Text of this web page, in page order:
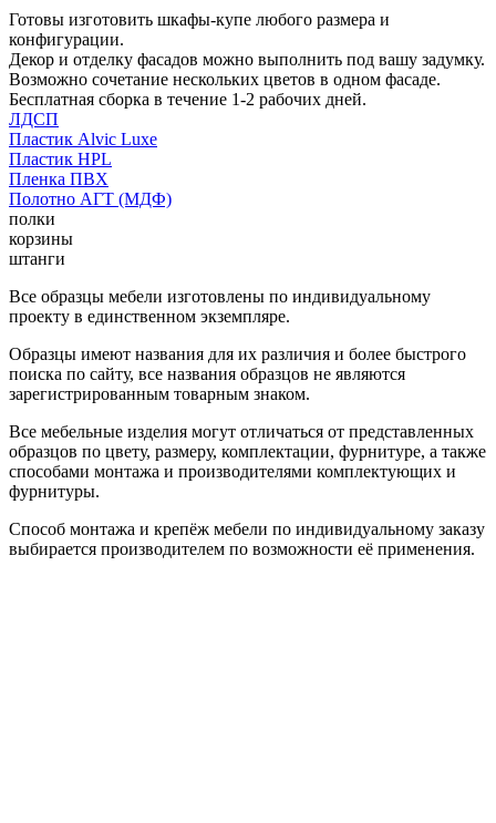
Готовы изготовить шкафы-купе любого размера и
конфигурации.
Декор и отделку фасадов можно выполнить под вашу задумку.
Возможно сочетание нескольких цветов в одном фасаде.
Бесплатная сборка в течение 1-2 рабочих дней.
ЛДСП
Пластик Alvic Luxe
Пластик HPL
Пленка ПВХ
Полотно АГТ (МДФ)
полки
корзины
штанги
Все образцы мебели изготовлены по индивидуальному
проекту в единственном экземпляре.
Образцы имеют названия для их различия и более быстрого
поиска по сайту, все названия образцов не являются
зарегистрированным товарным знаком.
Все мебельные изделия могут отличаться от представленных
образцов по цвету, размеру, комплектации, фурнитуре, а также
способами монтажа и производителями комплектующих и
фурнитуры.
Способ монтажа и крепёж мебели по индивидуальному заказу
выбирается производителем по возможности её применения.